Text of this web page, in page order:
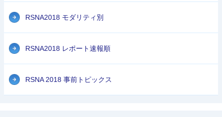
RSNA2018 モダリティ別
RSNA2018 レポート速報順
RSNA 2018 事前トピックス